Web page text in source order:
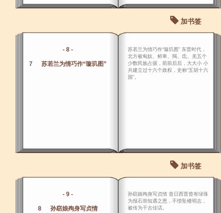
加书签
- 8 -
7 苏若兰为情巧作“璇玑图”
苏若兰为情巧作“璇玑图” 东晋时代，
北方被匈奴、鲜卑、羯、氐、羌五个
少数民族占据，前前后后，大大小 小
共建立过十六个政权，史称“五胡十六
国”。
加书签
- 9 -
8 孙窈娘殉身写贞情
孙窈娘殉身写贞情 昔日西晋曾有绿珠
为报石崇知遇之恩，不惜坠楼明志，
被传为干古佳话。